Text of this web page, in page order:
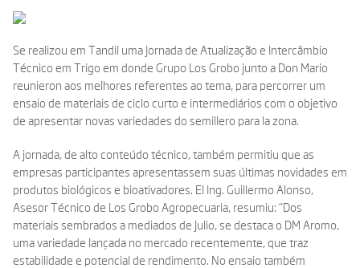
Se realizou em Tandil uma Jornada de Atualização e Intercâmbio
Técnico em Trigo em donde Grupo Los Grobo junto a Don Mario
reunieron aos melhores referentes ao tema, para percorrer um
ensaio de materiais de ciclo curto e intermediários com o objetivo
de apresentar novas variedades do semillero para la zona.
A jornada, de alto conteúdo técnico, também permitiu que as
empresas participantes apresentassem suas últimas novidades em
produtos biológicos e bioativadores. El Ing. Guillermo Alonso,
Asesor Técnico de Los Grobo Agropecuaria, resumiu: “Dos
materiais sembrados a mediados de Julio, se destaca o DM Aromo,
uma variedade lançada no mercado recentemente, que traz
estabilidade e potencial de rendimento. No ensaio também